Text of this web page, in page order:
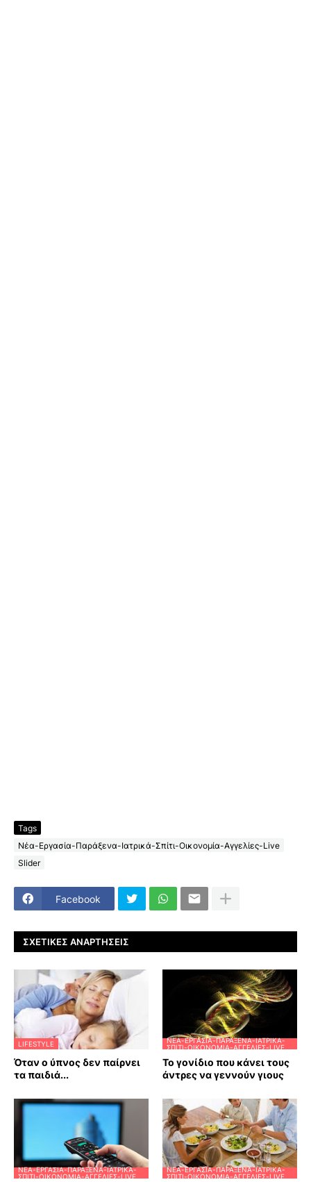
Tags
Νέα-Εργασία-Παράξενα-Ιατρικά-Σπίτι-Οικονομία-Αγγελίες-Live
Slider
Facebook
ΣΧΕΤΙΚΈΣ ΑΝΑΡΤΉΣΕΙΣ
LIFESTYLE
Όταν ο ύπνος δεν παίρνει
τα παιδιά...
ΝΈΑ-ΕΡΓΑΣΊΑ-ΠΑΡΆΞΕΝΑ-ΙΑΤΡΙΚΆ-
ΣΠΊΤΙ-ΟΙΚΟΝΟΜΊΑ-ΑΓΓΕΛΊΕΣ-LIVE
Το γονίδιο που κάνει τους
άντρες να γεννούν γιους
ΝΈΑ-ΕΡΓΑΣΊΑ-ΠΑΡΆΞΕΝΑ-ΙΑΤΡΙΚΆ-
ΣΠΊΤΙ-ΟΙΚΟΝΟΜΊΑ-ΑΓΓΕΛΊΕΣ-LIVE
ΝΈΑ-ΕΡΓΑΣΊΑ-ΠΑΡΆΞΕΝΑ-ΙΑΤΡΙΚΆ-
ΣΠΊΤΙ-ΟΙΚΟΝΟΜΊΑ-ΑΓΓΕΛΊΕΣ-LIVE